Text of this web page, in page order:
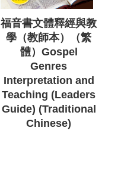
福音書文體釋經與教
學（教師本）（繁
體）Gospel
Genres
Interpretation and
Teaching (Leaders
Guide) (Traditional
Chinese)